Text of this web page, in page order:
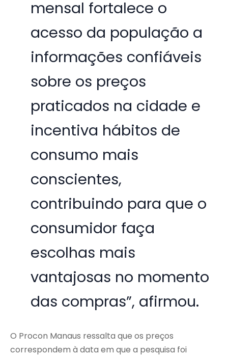
mensal fortalece o
acesso da população a
informações confiáveis
sobre os preços
praticados na cidade e
incentiva hábitos de
consumo mais
conscientes,
contribuindo para que o
consumidor faça
escolhas mais
vantajosas no momento
das compras”, afirmou.
O Procon Manaus ressalta que os preços
correspondem à data em que a pesquisa foi